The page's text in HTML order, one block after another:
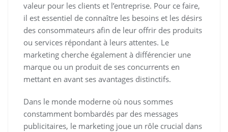
valeur pour les clients et l’entreprise. Pour ce faire,
il est essentiel de connaître les besoins et les désirs
des consommateurs afin de leur offrir des produits
ou services répondant à leurs attentes. Le
marketing cherche également à différencier une
marque ou un produit de ses concurrents en
mettant en avant ses avantages distinctifs.
Dans le monde moderne où nous sommes
constamment bombardés par des messages
publicitaires, le marketing joue un rôle crucial dans